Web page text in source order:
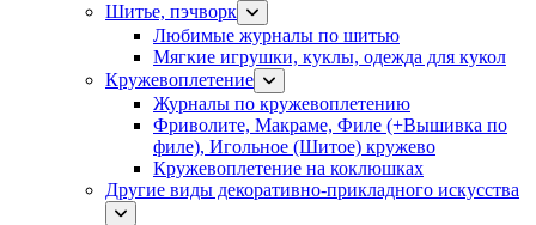
Шитье, пэчворк
Любимые журналы по шитью
Мягкие игрушки, куклы, одежда для кукол
Кружевоплетение
Журналы по кружевоплетению
Фриволите, Макраме, Филе (+Вышивка по
филе), Игольное (Шитое) кружево
Кружевоплетение на коклюшках
Другие виды декоративно-прикладного искусства